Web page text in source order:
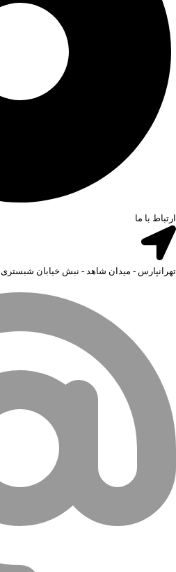
ارتباط با ما
تهرانپارس - میدان شاهد - نبش خیابان شبستری